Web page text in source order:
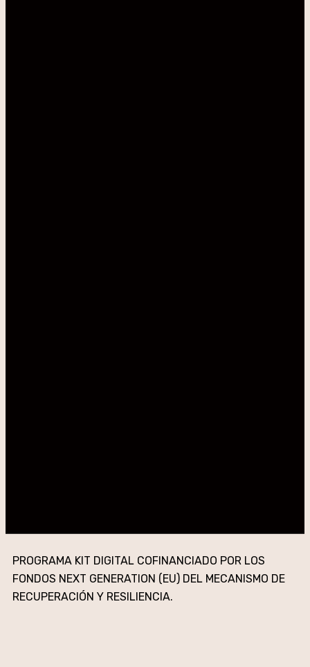
PROGRAMA KIT DIGITAL COFINANCIADO POR LOS
FONDOS NEXT GENERATION (EU) DEL MECANISMO DE
RECUPERACIÓN Y RESILIENCIA.